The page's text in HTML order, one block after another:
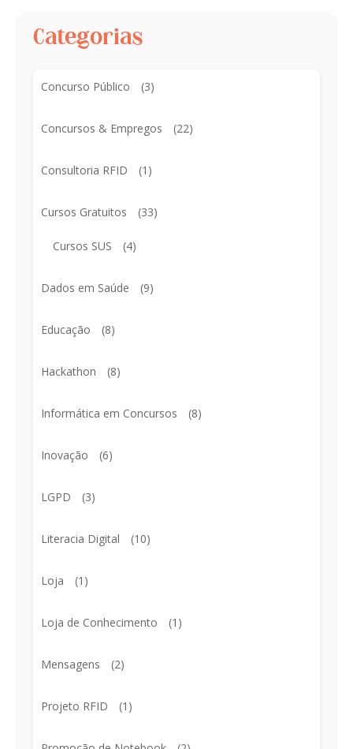
Categorias
Concurso Público (3)
Concursos & Empregos (22)
Consultoria RFID (1)
Cursos Gratuitos (33)
Cursos SUS (4)
Dados em Saúde (9)
Educação (8)
Hackathon (8)
Informática em Concursos (8)
Inovação (6)
LGPD (3)
Literacia Digital (10)
Loja (1)
Loja de Conhecimento (1)
Mensagens (2)
Projeto RFID (1)